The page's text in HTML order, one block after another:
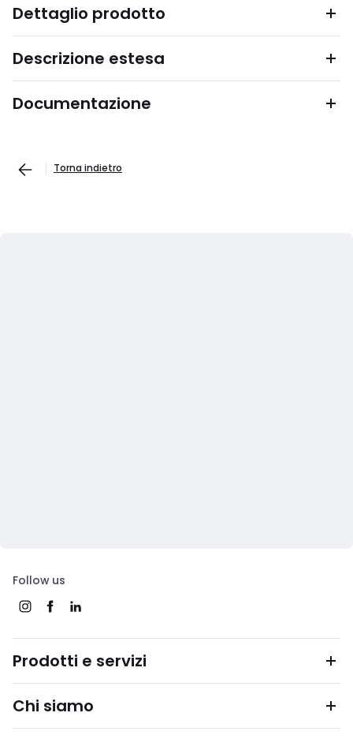
Dettaglio prodotto
Descrizione estesa
Documentazione
Torna indietro
Follow us
Prodotti e servizi
Chi siamo